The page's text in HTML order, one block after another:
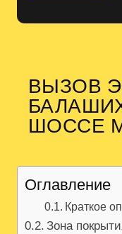
ВЫЗОВ
ШОССЕ
Оглавление
Краткое
Зона